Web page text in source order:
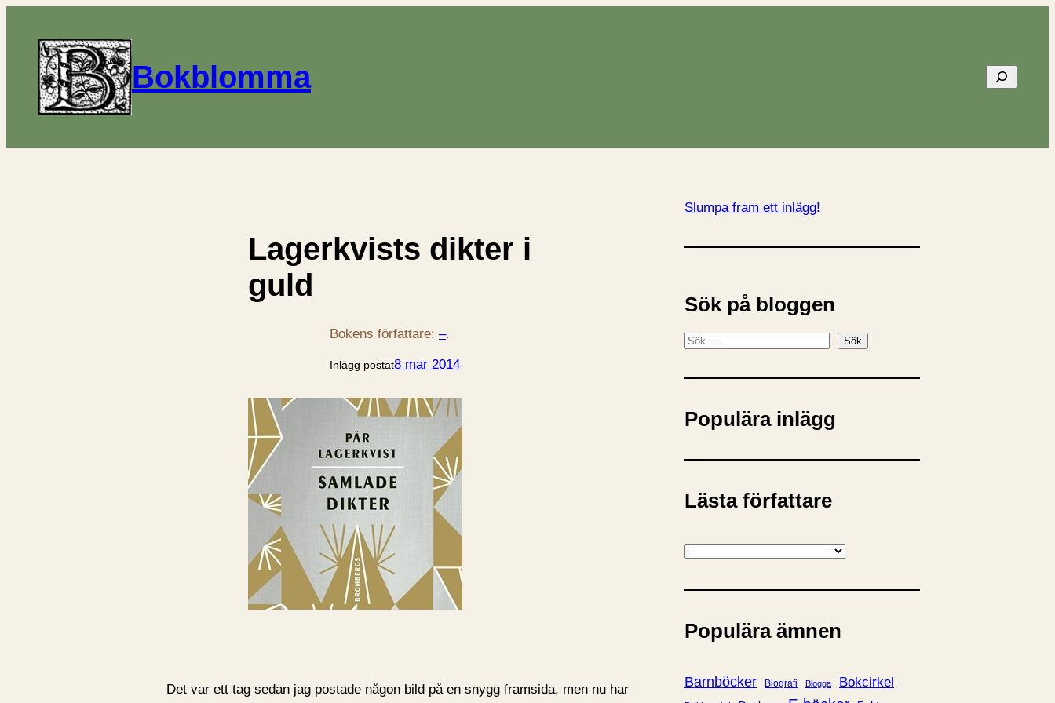
Bokblomma Sök
Lagerkvists dikter i
guld
Bokens författare: –.
Inlägg postat8 mar 2014
Det var ett tag sedan jag postade någon bild på en snygg framsida, men nu har
Slumpa fram ett inlägg!
Sök på bloggen
S
k
Sök
Populära inlägg
Lästa författare
K
t
g
i
Populära ämnen
Barnböcker Biografi Blogga Bokcirkel